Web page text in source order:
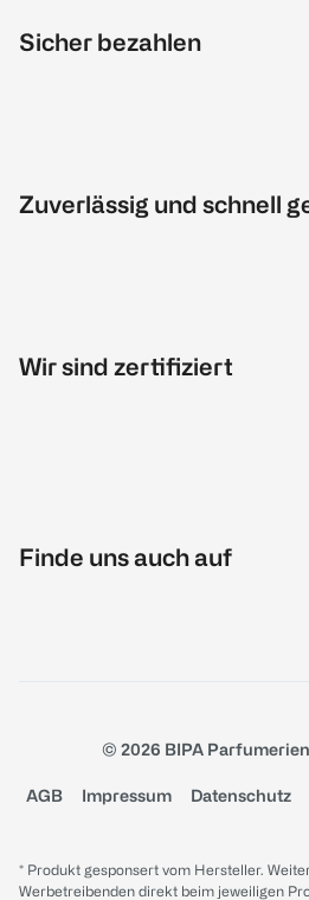
Sicher bezahlen
Zuverlässig und schnell
Wir sind zertifiziert
Finde uns auch auf
© 2026 BIPA
AGB Impressum Datenschutz
* Produkt gesponsert vom Hersteller.
Werbetreibenden direkt beim jeweiligen